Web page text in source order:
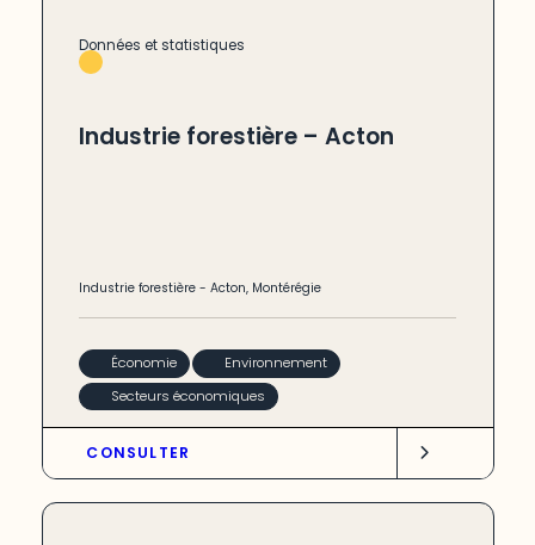
Données et statistiques
Industrie forestière – Acton
Industrie forestière -Acton, Montérégie
Économie
Environnement
Secteurs économiques
CONSULTER